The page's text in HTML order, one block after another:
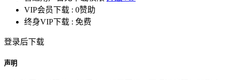
VIP会员下载 : 0赞助
终身VIP下载 : 免费
登录后下载
声明